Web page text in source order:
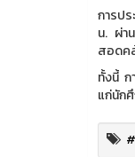
การป
น. ผ่า
สอดค
ทั้งนี้ ก
แก่นัก